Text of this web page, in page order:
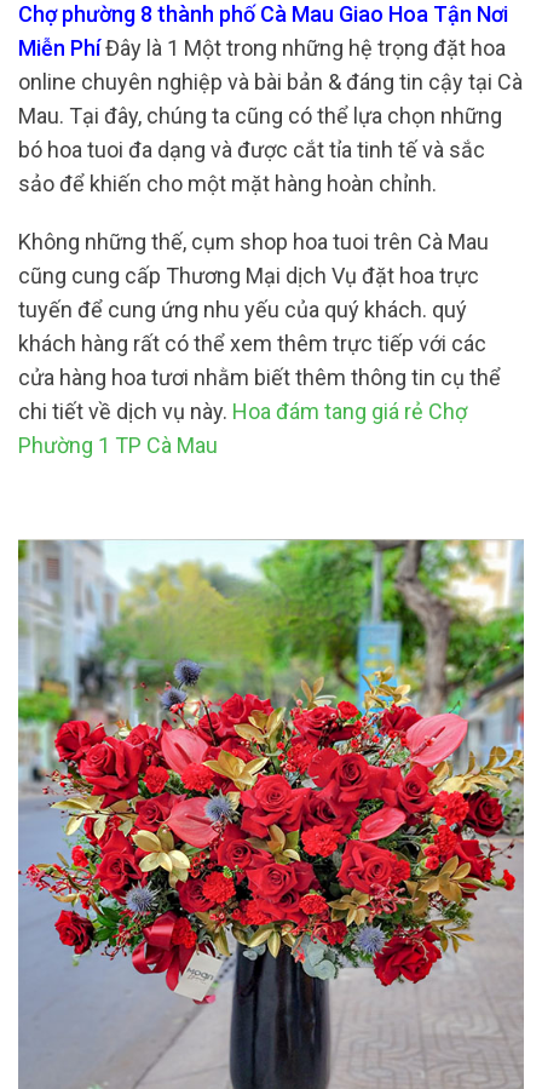
Chợ phường 8 thành phố Cà Mau Giao Hoa Tận Nơi
Miễn PhíĐây là 1 Một trong những hệ trọng đặt hoa
online chuyên nghiệp và bài bản & đáng tin cậy tại Cà
Mau. Tại đây, chúng ta cũng có thể lựa chọn những
bó hoa tuoi đa dạng và được cắt tỉa tinh tế và sắc
sảo để khiến cho một mặt hàng hoàn chỉnh.
Không những thế, cụm shop hoa tuoi trên Cà Mau
cũng cung cấp Thương Mại dịch Vụ đặt hoa trực
tuyến để cung ứng nhu yếu của quý khách. quý
khách hàng rất có thể xem thêm trực tiếp với các
cửa hàng hoa tươi nhằm biết thêm thông tin cụ thể
chi tiết về dịch vụ này. Hoa đám tang giá rẻ Chợ
Phường 1 TP Cà Mau